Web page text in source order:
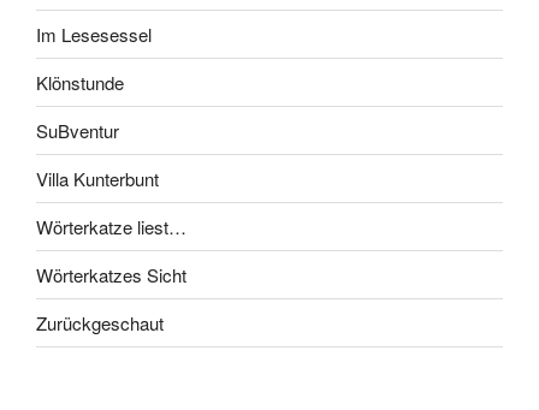
Im Lesesessel
Klönstunde
SuBventur
Villa Kunterbunt
Wörterkatze liest…
Wörterkatzes Sicht
Zurückgeschaut